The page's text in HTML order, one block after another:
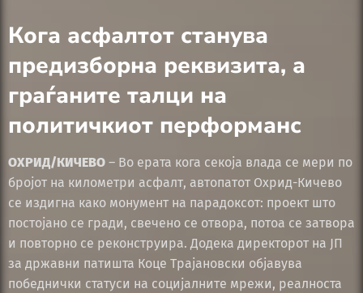
Кога асфалтот станува
предизборна реквизита, а
граѓаните талци на
политичкиот перформанс
ОХРИД/КИЧЕВО – Во ерата кога секоја влада се мери по
бројот на километри асфалт, автопатот Охрид-Кичево
се издигна како монумент на парадоксот: проект што
постојано се гради, свечено се отвора, потоа се затвора
и повторно се реконструира. Додека директорот на ЈП
за државни патишта Коце Трајановски објавува
победнички статуси на социјалните мрежи, реалноста